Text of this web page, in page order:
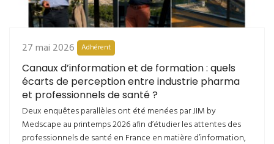
27 mai 2026 Adhérent
Canaux d’information et de formation : quels
écarts de perception entre industrie pharma
et professionnels de santé ?
Deux enquêtes parallèles ont été menées par JIM by
Medscape au printemps 2026 afin d’étudier les attentes des
professionnels de santé en France en matière d’information,